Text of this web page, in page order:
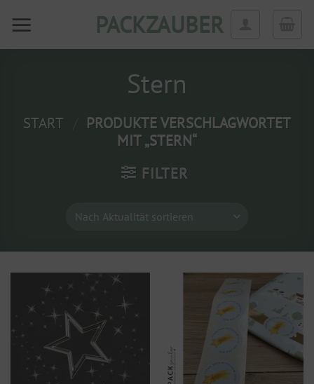
Inhalt
PACKZAUBER
Stern
START
PRODUKTE VERSCHLAGWORTET
MIT „STERN“
FILTER